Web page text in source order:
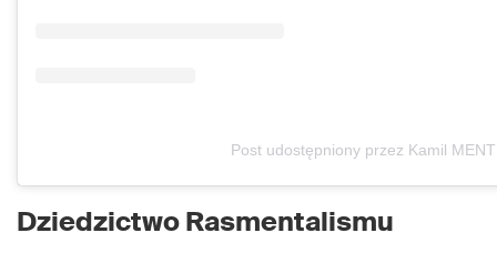
Post udostępniony przez Kamil
Dziedzictwo Rasmentalismu